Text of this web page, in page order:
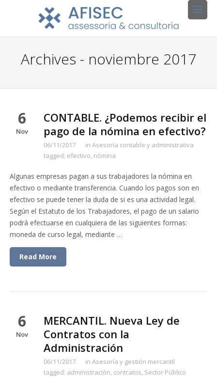
Archives - noviembre 2017
6
Nov
CONTABLE. ¿Podemos recibir el
pago de la nómina en efectivo?
06/11/2017 in Asesoría contable y administrativa
tagged: efectivo, nòmina
Algunas empresas pagan a sus trabajadores la nómina en
efectivo o mediante transferencia. Cuando los pagos son en
efectivo se puede tener la duda de si es una actividad legal.
Según el Estatuto de los Trabajadores, el pago de un salario
podrá efectuarse en cualquiera de las siguientes formas:
moneda de curso legal, mediante …
Read More
6
Nov
MERCANTIL. Nueva Ley de
Contratos con la
Administración
06/11/2017 in Asesoría y gestión mercantil
tagged: administración, contratos, Sector Público